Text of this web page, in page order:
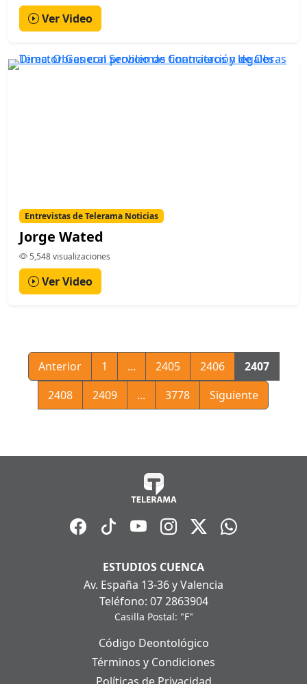
Ver Video
Entrevistas de Telerama Noticias
Jorge Wated
5,548 visualizaciones
Ver Video
Anterior 1 ... 2405 2406
2407
2408
2409 ... 3778 Siguiente
ESTUDIOS CUENCA
Av. España 13-36 y Valencia
Teléfono: 07 2863904
Casilla Postal: "F"
Código Deontológico
Términos y Condiciones